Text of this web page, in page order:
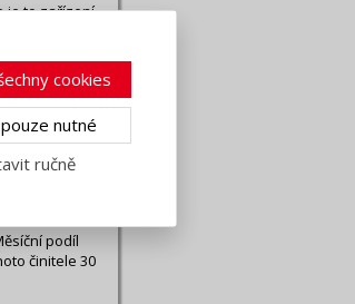
cookies
nutné
ručně
je to zařízení,
podíl
činitele 30